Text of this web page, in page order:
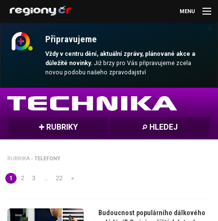
Připravujeme
Vždy v centru dění, aktuální zprávy, plánované akce a
důležité novinky.Již brzy pro Vás připravujeme zcela
novou podobu našeho zpravodajství
MENU
AKTUALITY
CESTOVÁNÍ
MAGAZÍN
REGION
RUBRIKY HLEDEJ
RUBRIKA › TELEFONY
1 2 3 22 »
Budoucnost populárního dálkového